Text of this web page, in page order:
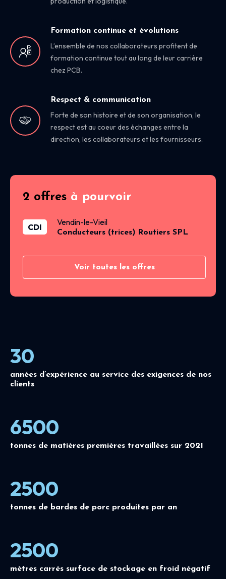
Formation continue et évolutions
L’ensemble de nos collaborateurs profitent de
formation continue tout au long de leur carrière
chez PCB.
Respect & communication
Forte de son histoire et de son organisation, le
respect est au coeur des échanges entre la
direction, les collaborateurs et les fournisseurs.
2 offres à pourvoir
CDI Vendin-le-Vieil
Conducteurs (trices) Routiers SPL
Voir toutes les offres
30
années d’expérience au service des exigences de nos
clients
6500
tonnes de matières premières travaillées sur 2021
2500
tonnes de bardes de porc produites par an
2500
mètres carrés surface de stockage en froid négatif